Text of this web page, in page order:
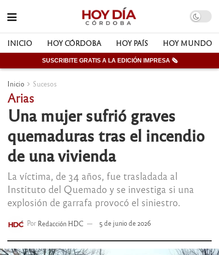
INICIO HOY CÓRDOBA HOY PAÍS HOY MUNDO
SUSCRIBITE GRATIS A LA EDICIÓN IMPRESA 🗞
Inicio Sucesos
Arias
Una mujer sufrió graves
quemaduras tras el incendio
de una vivienda
La víctima, de 34 años, fue trasladada al
Instituto del Quemado y se investiga si una
explosión de garrafa provocó el siniestro.
Por Redacción HDC 5 de junio de 2026